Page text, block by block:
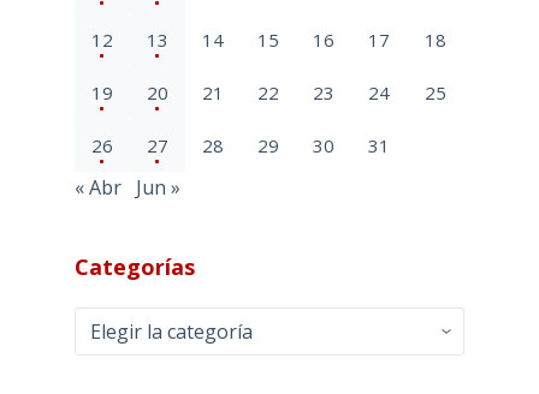
12 13 14 15 16 17 18
19 20 21 22 23 24 25
26 27 28 29 30 31
« Abr Jun »
Categorías
Categorías